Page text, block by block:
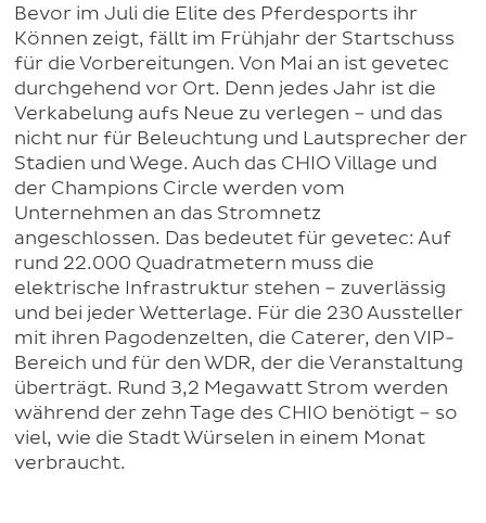
Bevor im Juli die Elite des Pferdesports ihr
Können zeigt, fällt im Frühjahr der Startschuss
für die Vorbereitungen. Von Mai an ist gevetec
durchgehend vor Ort. Denn jedes Jahr ist die
Verkabelung aufs Neue zu verlegen – und das
nicht nur für Beleuchtung und Lautsprecher der
Stadien und Wege. Auch das CHIO Village und
der Champions Circle werden vom
Unternehmen an das Stromnetz
angeschlossen. Das bedeutet für gevetec: Auf
rund 22.000 Quadratmetern muss die
elektrische Infrastruktur stehen – zuverlässig
und bei jeder Wetterlage. Für die 230 Aussteller
mit ihren Pagodenzelten, die Caterer, den VIP-
Bereich und für den WDR, der die Veranstaltung
überträgt. Rund 3,2 Megawatt Strom werden
während der zehn Tage des CHIO benötigt – so
viel, wie die Stadt Würselen in einem Monat
verbraucht.